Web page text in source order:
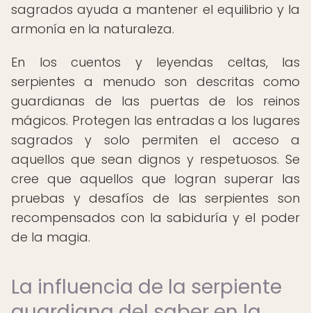
sagrados ayuda a mantener el equilibrio y la
armonía en la naturaleza.
En los cuentos y leyendas celtas, las
serpientes a menudo son descritas como
guardianas de las puertas de los reinos
mágicos. Protegen las entradas a los lugares
sagrados y solo permiten el acceso a
aquellos que sean dignos y respetuosos. Se
cree que aquellos que logran superar las
pruebas y desafíos de las serpientes son
recompensados ​​con la sabiduría y el poder
de la magia.
La influencia de la serpiente